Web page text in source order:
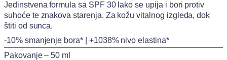
Jedinstvena formula sa SPF 30 lako se upija i bori protiv
suhoće te znakova starenja. Za kožu vitalnog izgleda, dok
štiti od sunca.
-10% smanjenje bora* | +1038% nivo elastina*
Pakovanje – 50 ml